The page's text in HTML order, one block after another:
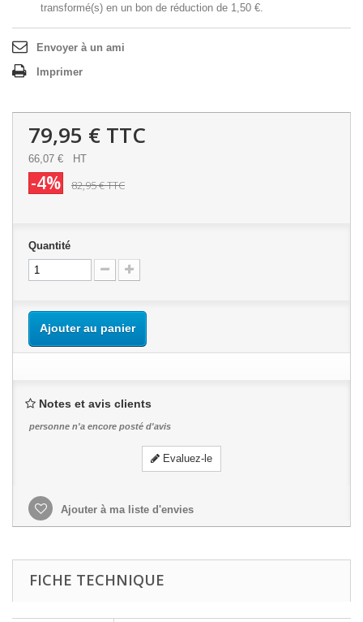
transformé(s) en un bon de réduction de 1,50 €.
Envoyer à un ami
Imprimer
79,95 € TTC
66,07 € HT
-4% 82,95 €TTC
Quantité
Ajouter au panier
Notes et avis clients
personne n'a encore posté d'avis
Evaluez-le
Ajouter à ma liste d'envies
FICHE TECHNIQUE